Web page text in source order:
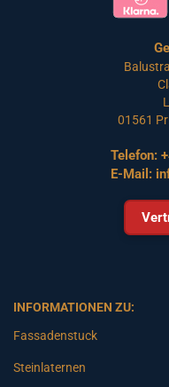
01561
Telefon:
E-Mail:
INFORMATIONEN ZU:
Fassadenstuck
Steinlaternen